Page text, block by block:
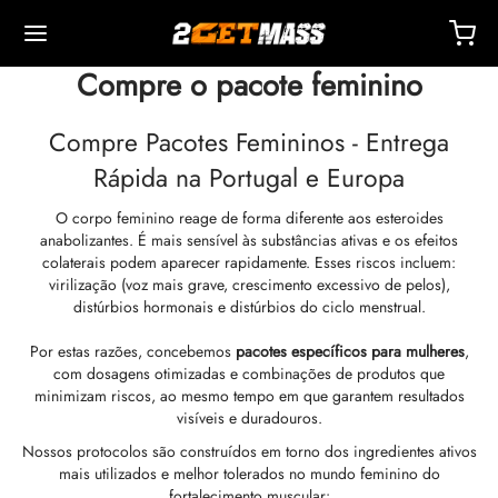
Compre o pacote feminino
Compre Pacotes Femininos - Entrega
Rápida na Portugal e Europa
O corpo feminino reage de forma diferente aos esteroides
anabolizantes. É mais sensível às substâncias ativas e os efeitos
colaterais podem aparecer rapidamente. Esses riscos incluem:
virilização (voz mais grave, crescimento excessivo de pelos),
distúrbios hormonais e distúrbios do ciclo menstrual.
Por estas razões, concebemos pacotes específicos para mulheres,
com dosagens otimizadas e combinações de produtos que
minimizam riscos, ao mesmo tempo em que garantem resultados
visíveis e duradouros.
Nossos protocolos são construídos em torno dos ingredientes ativos
mais utilizados e melhor tolerados no mundo feminino do
Back
🇪🇺
Entrega E Varejo Por Armazém
🇪🇺
Back
Entrega E Varejo Por Armazém
🇺🇸
Back
🌍
Entrega E Varejo Por Armazém
INT. 🌍
Back
De Testosterona (DHB)
De Anadrol (oximetolona)
(Equipoise)
Back
De Masteron (Drostanolona)
(Drostanolona) Enantato
De Masteron (Drostanolona)
Back
De Trembolona
De Trembolona
Back
Testosterona (Suspensão)
De Testosterona
Back
(oximetolona) Oral
Back
/ T6
Back
(Anastrozol)
(Aromasin)
Back
De Injeção
Sanguínea EPO
Back
De Injeção
Para Injeção Intramuscular
Para Injeção Subcutânea
Bacteriostática
Back
I
Back
II
GRF 1-29
Back
De Peso
Back
Ligandol
Back
Antienvelhecimento
De Força
Back
De Suporte
– Perguntas Frequentes
Back
De Pagamento
Pelo Meu Pedido